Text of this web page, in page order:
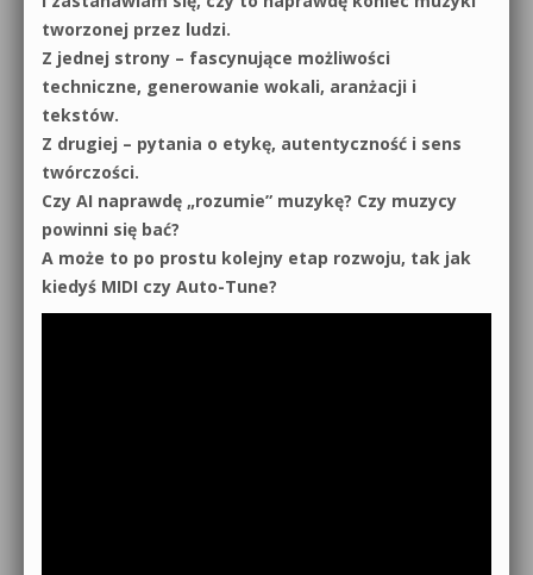
Pakiety
Regulamin
Działanie sklepu internetowego
Wyszukiwanie
tworzonej przez ludzi.
Z jednej strony – fascynujące możliwości
techniczne, generowanie wokali, aranżacji i
tekstów.
Z drugiej – pytania o etykę, autentyczność i sens
twórczości.
Czy AI naprawdę „rozumie” muzykę? Czy muzycy
powinni się bać?
A może to po prostu kolejny etap rozwoju, tak jak
kiedyś MIDI czy Auto-Tune?